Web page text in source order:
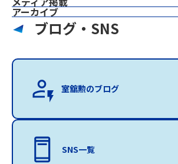
アーカイブ
ブログ・SNS
室舘勲のブログ
SNS一覧